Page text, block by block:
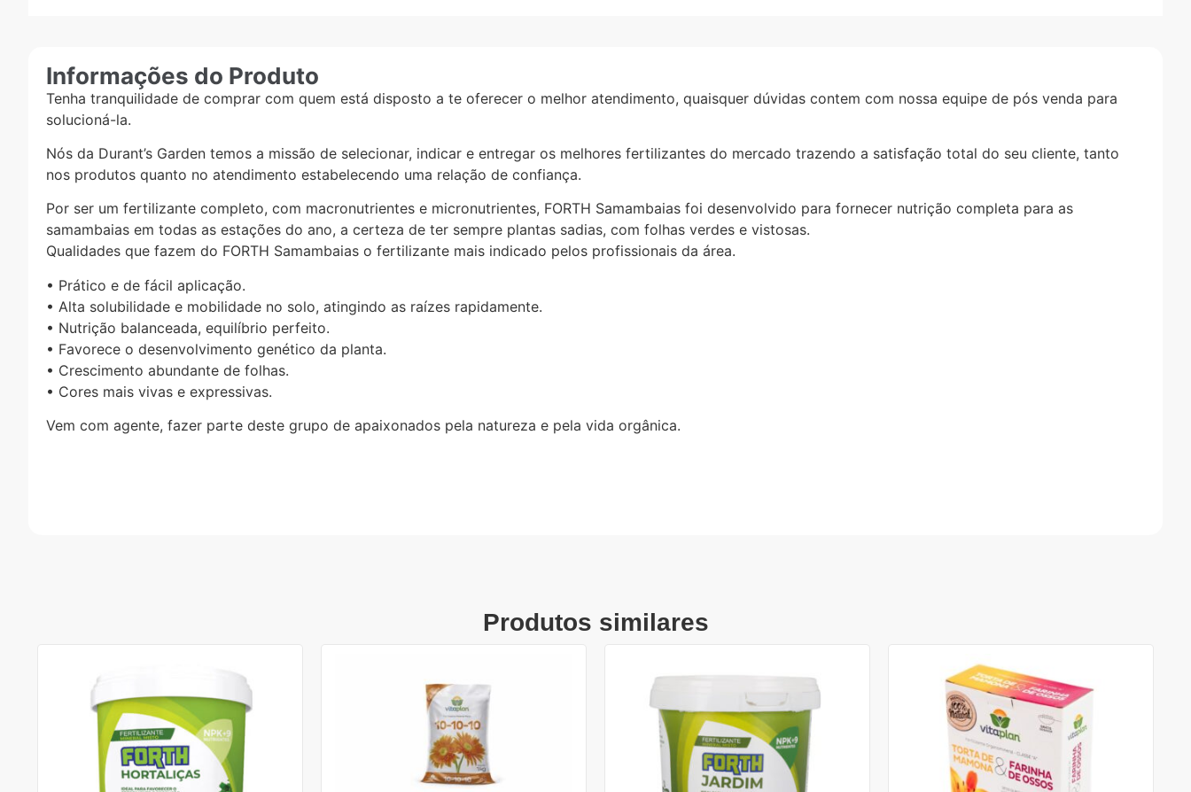
Informações do Produto
Tenha tranquilidade de comprar com quem está disposto a te oferecer o melhor atendimento, quaisquer dúvidas contem com nossa equipe de pós venda para
solucioná-la.
Nós da Durant’s Garden temos a missão de selecionar, indicar e entregar os melhores fertilizantes do mercado trazendo a satisfação total do seu cliente, tanto
nos produtos quanto no atendimento estabelecendo uma relação de confiança.
Por ser um fertilizante completo, com macronutrientes e micronutrientes, FORTH Samambaias foi desenvolvido para fornecer nutrição completa para as
samambaias em todas as estações do ano, a certeza de ter sempre plantas sadias, com folhas verdes e vistosas.
Qualidades que fazem do FORTH Samambaias o fertilizante mais indicado pelos profissionais da área.
• Prático e de fácil aplicação.
• Alta solubilidade e mobilidade no solo, atingindo as raízes rapidamente.
• Nutrição balanceada, equilíbrio perfeito.
• Favorece o desenvolvimento genético da planta.
• Crescimento abundante de folhas.
• Cores mais vivas e expressivas.
Vem com agente, fazer parte deste grupo de apaixonados pela natureza e pela vida orgânica.
Produtos similares